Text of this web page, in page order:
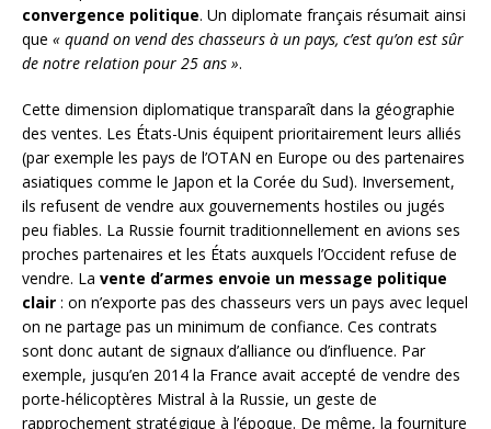
convergence politique. Un diplomate français résumait ainsi
que « quand on vend des chasseurs à un pays, c’est qu’on est sûr
de notre relation pour 25 ans ».
Cette dimension diplomatique transparaît dans la géographie
des ventes. Les États-Unis équipent prioritairement leurs alliés
(par exemple les pays de l’OTAN en Europe ou des partenaires
asiatiques comme le Japon et la Corée du Sud). Inversement,
ils refusent de vendre aux gouvernements hostiles ou jugés
peu fiables. La Russie fournit traditionnellement en avions ses
proches partenaires et les États auxquels l’Occident refuse de
vendre. La vente d’armes envoie un message politique
clair : on n’exporte pas des chasseurs vers un pays avec lequel
on ne partage pas un minimum de confiance. Ces contrats
sont donc autant de signaux d’alliance ou d’influence. Par
exemple, jusqu’en 2014 la France avait accepté de vendre des
porte-hélicoptères Mistral à la Russie, un geste de
rapprochement stratégique à l’époque. De même, la fourniture